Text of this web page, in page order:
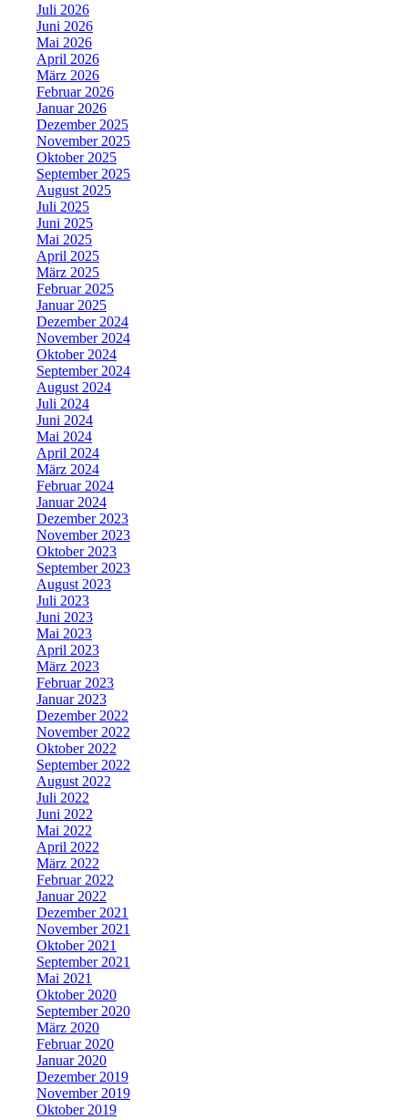
Juli 2026
Juni 2026
Mai 2026
April 2026
März 2026
Februar 2026
Januar 2026
Dezember 2025
November 2025
Oktober 2025
September 2025
August 2025
Juli 2025
Juni 2025
Mai 2025
April 2025
März 2025
Februar 2025
Januar 2025
Dezember 2024
November 2024
Oktober 2024
September 2024
August 2024
Juli 2024
Juni 2024
Mai 2024
April 2024
März 2024
Februar 2024
Januar 2024
Dezember 2023
November 2023
Oktober 2023
September 2023
August 2023
Juli 2023
Juni 2023
Mai 2023
April 2023
März 2023
Februar 2023
Januar 2023
Dezember 2022
November 2022
Oktober 2022
September 2022
August 2022
Juli 2022
Juni 2022
Mai 2022
April 2022
März 2022
Februar 2022
Januar 2022
Dezember 2021
November 2021
Oktober 2021
September 2021
Mai 2021
Oktober 2020
September 2020
März 2020
Februar 2020
Januar 2020
Dezember 2019
November 2019
Oktober 2019